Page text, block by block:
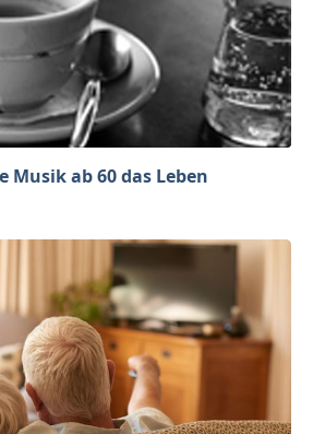
Musik ab 60 das Leben